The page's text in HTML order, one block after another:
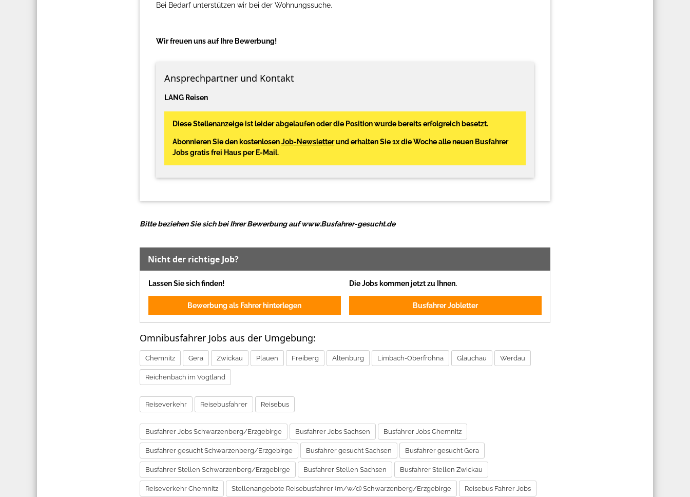
Bei Bedarf unterstützen wir bei der Wohnungssuche.
Wir freuen uns auf Ihre Bewerbung!
Ansprechpartner und Kontakt
LANG Reisen
Diese Stellenanzeige ist leider abgelaufen oder die Position wurde bereits erfolgreich besetzt.
Abonnieren Sie den kostenlosenJob-Newsletterund erhalten Sie 1x die Woche alle neuen Busfahrer
Jobs gratis frei Haus per E-Mail.
Bitte beziehen Sie sich bei Ihrer Bewerbung auf www.Busfahrer-gesucht.de
Nicht der richtige Job?
Lassen Sie sich finden!
Bewerbung als Fahrer hinterlegen
Die Jobs kommen jetzt zu Ihnen.
Busfahrer Jobletter
Omnibusfahrer Jobs aus der Umgebung:
Chemnitz Gera Zwickau Plauen Freiberg Altenburg Limbach-Oberfrohna Glauchau Werdau
Reichenbach im Vogtland
Reiseverkehr Reisebusfahrer Reisebus
Busfahrer Jobs Schwarzenberg/Erzgebirge Busfahrer Jobs Sachsen Busfahrer Jobs Chemnitz
Busfahrer gesucht Schwarzenberg/Erzgebirge Busfahrer gesucht Sachsen Busfahrer gesucht Gera
Busfahrer Stellen Schwarzenberg/Erzgebirge Busfahrer Stellen Sachsen Busfahrer Stellen Zwickau
Reiseverkehr Chemnitz Stellenangebote Reisebusfahrer (m/w/d) Schwarzenberg/Erzgebirge Reisebus Fahrer Jobs